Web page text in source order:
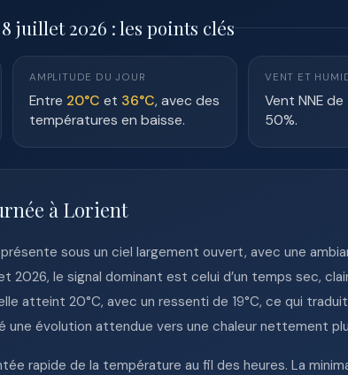
juillet 2026 : les points clés
AMPLITUDE DU JOUR
Entre 20°C et 36°C, avec des
températures en baisse.
VENT ET
Vent NNE de
50%.
à Lorient
sous un ciel largement ouvert, avec une
2026, le signal dominant est celui d’un temps sec,
atteint 20°C, avec un ressenti de 19°C, ce qui
une évolution attendue vers une chaleur nettement
rapide de la température au fil des heures. La